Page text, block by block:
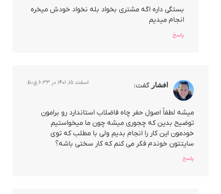
بستگی داره اگه مشتری بخواد بله نخواد خودش میخره
انجام میدیم
پاسخ
افشار گفت: اسفند ۱۵, ۱۴۰۱ در ۶:۳۳ ق٫ظ
میشه لطفاً اصول حفر چاه فاضلاب استاندارد رو برامون
توضیح بدین که چجوری میشه چون ما میخواستیم
خودمون این کار را انجام بدیم ولی با مطلب که توی
سایتتون خوندم فکر می کنم که کار سختی باشه؟
پاسخ